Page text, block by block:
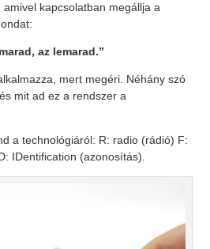
kapcsolatban megállja a
az lemarad.”
mert megéri. Néhány szó
mit ad ez a rendszer a
a technológiáról: R: radio (rádió) F:
IDentification (azonosítás).